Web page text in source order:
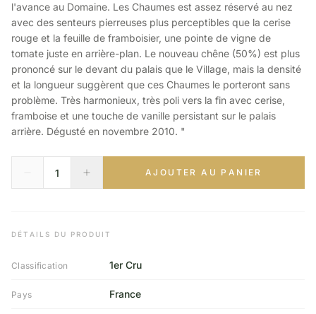
l'avance au Domaine. Les Chaumes est assez réservé au nez
avec des senteurs pierreuses plus perceptibles que la cerise
rouge et la feuille de framboisier, une pointe de vigne de
tomate juste en arrière-plan. Le nouveau chêne (50%) est plus
prononcé sur le devant du palais que le Village, mais la densité
et la longueur suggèrent que ces Chaumes le porteront sans
problème. Très harmonieux, très poli vers la fin avec cerise,
framboise et une touche de vanille persistant sur le palais
arrière. Dégusté en novembre 2010. "
AJOUTER AU PANIER
DÉTAILS DU PRODUIT
Classification 1er Cru
Pays France